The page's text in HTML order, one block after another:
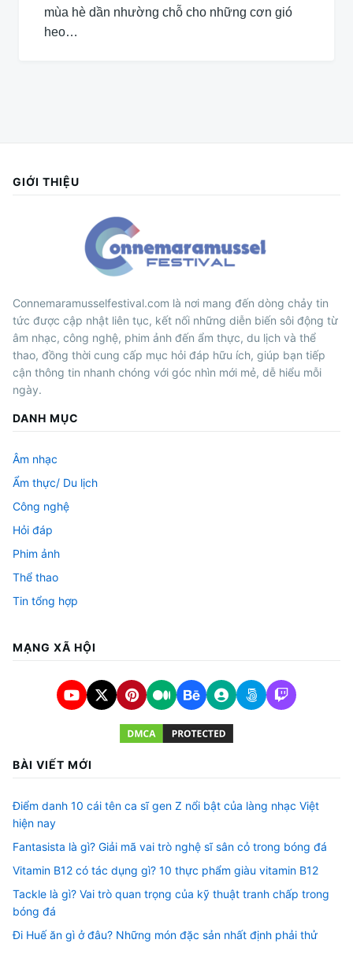
mùa hè dần nhường chỗ cho những cơn gió
heo…
GIỚI THIỆU
Connemaramusselfestival.com là nơi mang đến dòng chảy tin
tức được cập nhật liên tục, kết nối những diễn biến sôi động từ
âm nhạc, công nghệ, phim ảnh đến ẩm thực, du lịch và thể
thao, đồng thời cung cấp mục hỏi đáp hữu ích, giúp bạn tiếp
cận thông tin nhanh chóng với góc nhìn mới mẻ, dễ hiểu mỗi
ngày.
DANH MỤC
Âm nhạc
Ẩm thực/ Du lịch
Công nghệ
Hỏi đáp
Phim ảnh
Thể thao
Tin tổng hợp
MẠNG XÃ HỘI
BÀI VIẾT MỚI
Điểm danh 10 cái tên ca sĩ gen Z nổi bật của làng nhạc Việt
hiện nay
Fantasista là gì? Giải mã vai trò nghệ sĩ sân cỏ trong bóng đá
Vitamin B12 có tác dụng gì? 10 thực phẩm giàu vitamin B12
Tackle là gì? Vai trò quan trọng của kỹ thuật tranh chấp trong
bóng đá
Đi Huế ăn gì ở đâu? Những món đặc sản nhất định phải thử